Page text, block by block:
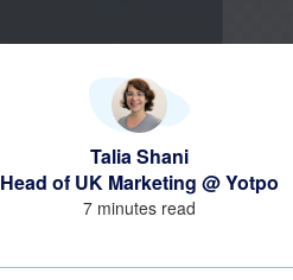
Talia Shani
Head of UK Marketing @ Yotpo
7 minutes read